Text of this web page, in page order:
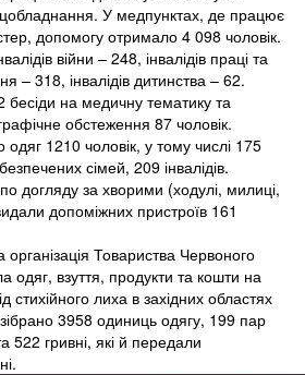
У медпунктах, де працює
допомогу отримало 4 098 чоловік.
війни – 248, інвалідів праці та
– 318, інвалідів дитинства – 62.
на медичну тематику та
обстеження 87 чоловік.
1210 чоловік, у тому числі 175
сімей, 209 інвалідів.
догляду за хворими (ходулі, милиці,
допоміжних пристроїв 161
організація Товариства Червоного
одяг, взуття, продукти та кошти на
стихійного лиха в західних областях
3958 одиниць одягу, 199 пар
522 гривні, які й передали